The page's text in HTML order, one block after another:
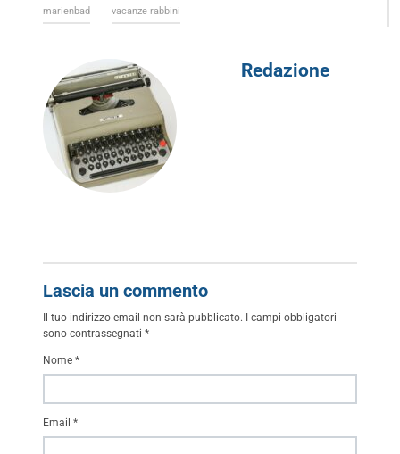
marienbad vacanze rabbini
Redazione
Lascia un commento
Il tuo indirizzo email non sarà pubblicato. I campi obbligatori
sono contrassegnati *
Nome *
Email *